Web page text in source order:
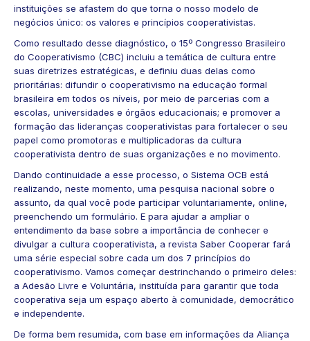
instituições se afastem do que torna o nosso modelo de
negócios único: os valores e princípios cooperativistas.
Como resultado desse diagnóstico, o 15º Congresso Brasileiro
do Cooperativismo (CBC) incluiu a temática de cultura entre
suas diretrizes estratégicas, e definiu duas delas como
prioritárias: difundir o cooperativismo na educação formal
brasileira em todos os níveis, por meio de parcerias com a
escolas, universidades e órgãos educacionais; e promover a
formação das lideranças cooperativistas para fortalecer o seu
papel como promotoras e multiplicadoras da cultura
cooperativista dentro de suas organizações e no movimento.
Dando continuidade a esse processo, o Sistema OCB está
realizando, neste momento, uma pesquisa nacional sobre o
assunto, da qual você pode participar voluntariamente, online,
preenchendo um formulário. E para ajudar a ampliar o
entendimento da base sobre a importância de conhecer e
divulgar a cultura cooperativista, a revista Saber Cooperar fará
uma série especial sobre cada um dos 7 princípios do
cooperativismo. Vamos começar destrinchando o primeiro deles:
a Adesão Livre e Voluntária, instituída para garantir que toda
cooperativa seja um espaço aberto à comunidade, democrático
e independente.
De forma bem resumida, com base em informações da Aliança